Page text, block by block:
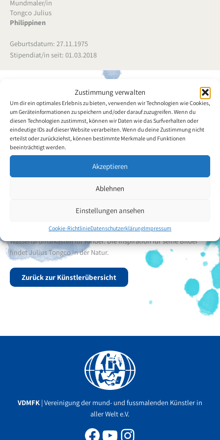
Zustimmung verwalten
Um dir ein optimales Erlebnis zu bieten, verwenden wir Technologien wie Cookies,
um Geräteinformationen zu speichern und/oder darauf zuzugreifen. Wenn du
diesen Technologien zustimmst, können wir Daten wie das Surfverhalten oder
eindeutige IDs auf dieser Website verarbeiten. Wenn du deine Zustimmung nicht
erteilst oder zurückziehst, können bestimmte Merkmale und Funktionen
beeinträchtigt werden.
Akzeptieren
Ablehnen
Einstellungen ansehen
Cookie-RichtlinieDatenschutzerklärungImpressum
Mundmaler/in
Tongco Julius
Philippinen
Geburtsdatum: 27.11.1975
Stipendiat/in seit: 01.03.2018
Julius Tongco wurde am 27. November 1975 in Tagbilaran City, auf
den Philippinen, geboren. 1995 schloss er sein 'Maritime
Transportation'-Studium mit dem Bachelor of Science ab. Ab 1997
war er bei der Eurasian Maritime Corp. angestellt. Am 23. August
2004 erlitt er bei einem Tauchunfall eine Rückenmarksverletzung.
Seit diesem Zeitpunkt ist er von den Schultern abwärts bis zu
seinen Füssen komplett gelähmt. Während eines seiner Besuche
im Orthopädischen Krankenhaus sah er einen Mundmaler, der
sich nicht vor der Öffentlichkeit verstecken musste. Seine Eltern
montierten deshalb einen kleinen Tisch vor seinen Rollstuhl,
sammelten weisse A4-Bögen, Buntstifte, billige Pinsel und einen
Wasserfarbmalkasten für Kinder. Die Inspiration für seine Bilder
findet Julius Tongco in der Natur.
Zurück zur Künstlerübersicht
VDMFK | Vereinigung der mund- und fussmalenden Künstler in
aller Welt e.V.
Facebook
YouTube
Instagram